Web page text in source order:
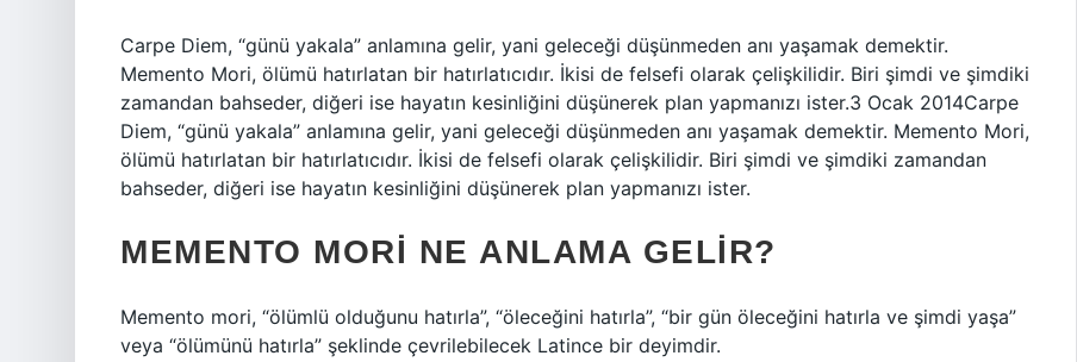
Carpe Diem, “günü yakala” anlamına gelir, yani geleceği düşünmeden anı yaşamak demektir.
Memento Mori, ölümü hatırlatan bir hatırlatıcıdır. İkisi de felsefi olarak çelişkilidir. Biri şimdi ve şimdiki
zamandan bahseder, diğeri ise hayatın kesinliğini düşünerek plan yapmanızı ister.3 Ocak 2014Carpe
Diem, “günü yakala” anlamına gelir, yani geleceği düşünmeden anı yaşamak demektir. Memento Mori,
ölümü hatırlatan bir hatırlatıcıdır. İkisi de felsefi olarak çelişkilidir. Biri şimdi ve şimdiki zamandan
bahseder, diğeri ise hayatın kesinliğini düşünerek plan yapmanızı ister.
MEMENTO MORI NE ANLAMA GELIR?
Memento mori, “ölümlü olduğunu hatırla”, “öleceğini hatırla”, “bir gün öleceğini hatırla ve şimdi yaşa”
veya “ölümünü hatırla” şeklinde çevrilebilecek Latince bir deyimdir.